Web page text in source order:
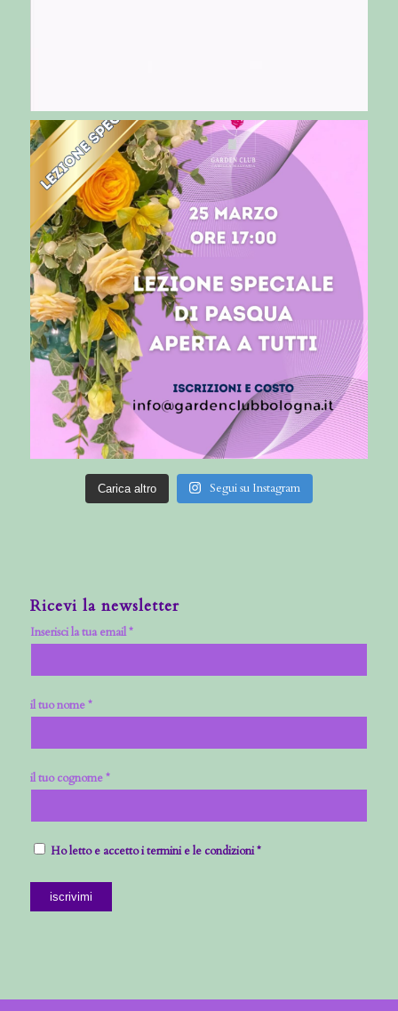
Carica altro Segui su Instagram
Ricevi la newsletter
Inserisci la tua email *
il tuo nome *
il tuo cognome *
Ho letto e accetto i termini e le condizioni *